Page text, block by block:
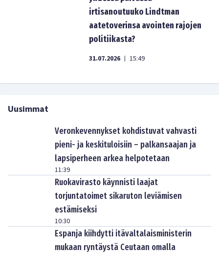
irtisanoutuuko Lindtman
aatetoverinsa avointen rajojen
politiikasta?
31.07.2026 | 15:49
Uusimmat
Veronkevennykset kohdistuvat vahvasti
pieni- ja keskituloisiin – palkansaajan ja
lapsiperheen arkea helpotetaan
11:39
Ruokavirasto käynnisti laajat
torjuntatoimet sikaruton leviämisen
estämiseksi
10:30
Espanja kiihdytti itävaltalaisministerin
mukaan ryntäystä Ceutaan omalla